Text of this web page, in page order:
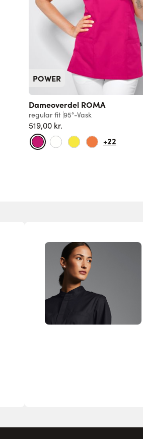
POWER
Dameoverdel ROMA
regular fit 95°-Vask
519,00 kr.
+22